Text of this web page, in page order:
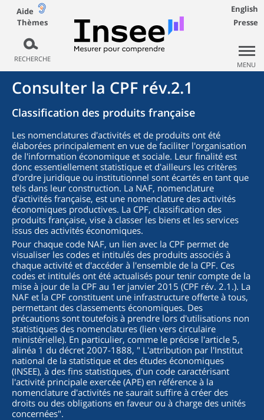
Aide
Thèmes
RECHERCHE
English
Presse
MENU
Consulter la CPF rév.2.1
Classification des produits française
Les nomenclatures d'activités et de produits ont été
élaborées principalement en vue de faciliter l'organisation
de l'information économique et sociale. Leur finalité est
donc essentiellement statistique et d'ailleurs les critères
d'ordre juridique ou institutionnel sont écartés en tant que
tels dans leur construction. La NAF, nomenclature
d'activités française, est une nomenclature des activités
économiques productives. La CPF, classification des
produits française, vise à classer les biens et les services
issus des activités économiques.
Pour chaque code NAF, un lien avec la CPF permet de
visualiser les codes et intitulés des produits associés à
chaque activité et d'accéder à l'ensemble de la CPF. Ces
codes et intitulés ont été actualisés pour tenir compte de la
mise à jour de la CPF au 1er janvier 2015 (CPF rév. 2.1.). La
NAF et la CPF constituent une infrastructure offerte à tous,
permettant des classements économiques. Des
précautions sont toutefois à prendre lors d'utilisations non
statistiques des nomenclatures (lien vers circulaire
ministérielle). En particulier, comme le précise l'article 5,
alinéa 1 du décret 2007-1888, " L'attribution par l'Institut
national de la statistique et des études économiques
(INSEE), à des fins statistiques, d'un code caractérisant
l'activité principale exercée (APE) en référence à la
nomenclature d'activités ne saurait suffire à créer des
droits ou des obligations en faveur ou à charge des unités
concernées".